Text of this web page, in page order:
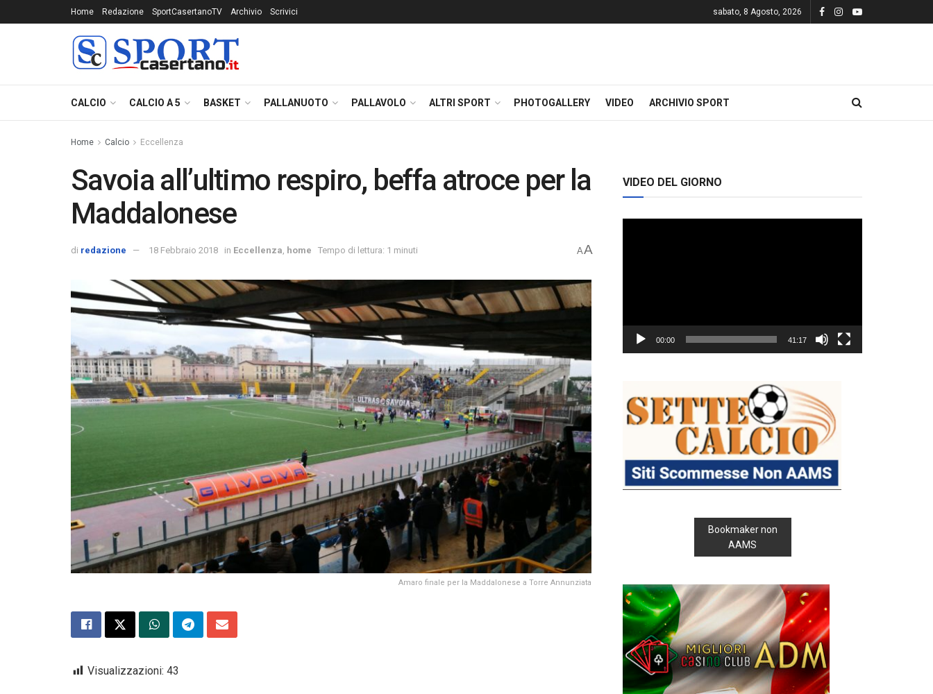
Home Redazione SportCasertanoTV Archivio Scrivici sabato, 8 Agosto, 2026
CALCIO CALCIO A 5 BASKET PALLANUOTO PALLAVOLO ALTRI SPORT PHOTOGALLERY VIDEO ARCHIVIO SPORT
Home Calcio Eccellenza
Savoia all’ultimo respiro, beffa atroce per la
Maddalonese
di redazione 18 Febbraio 2018 in Eccellenza home Tempo di lettura: 1 minuti AA
Amaro finale per la Maddalonese a Torre Annunziata
Visualizzazioni: 43
VIDEO DEL GIORNO
00:00 41:17
Bookmaker non
AAMS